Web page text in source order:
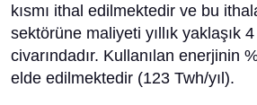
kısmı ithal edilmektedir ve bu
sektörüne maliyeti yıllık yaklaşık
civarındadır​. Kullanılan enerjinin
elde edilmektedir (123 Twh/yıl).